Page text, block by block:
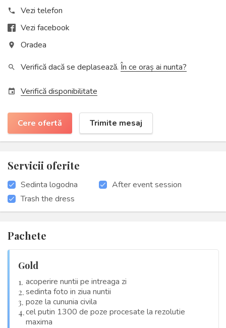
phone
Vezi telefon
Vezi facebook
place Oradea
search Verifică dacă se deplasează. În ce oraș ai nunta?
event Verifică disponibilitate
Cere ofertă Trimite mesaj
Servicii oferite
Sedinta logodna
After event session
Trash the dress
Pachete
Gold
acoperire nuntii pe intreaga zi
sedinta foto in ziua nuntii
poze la cununia civila
cel putin 1300 de poze procesate la rezolutie
maxima